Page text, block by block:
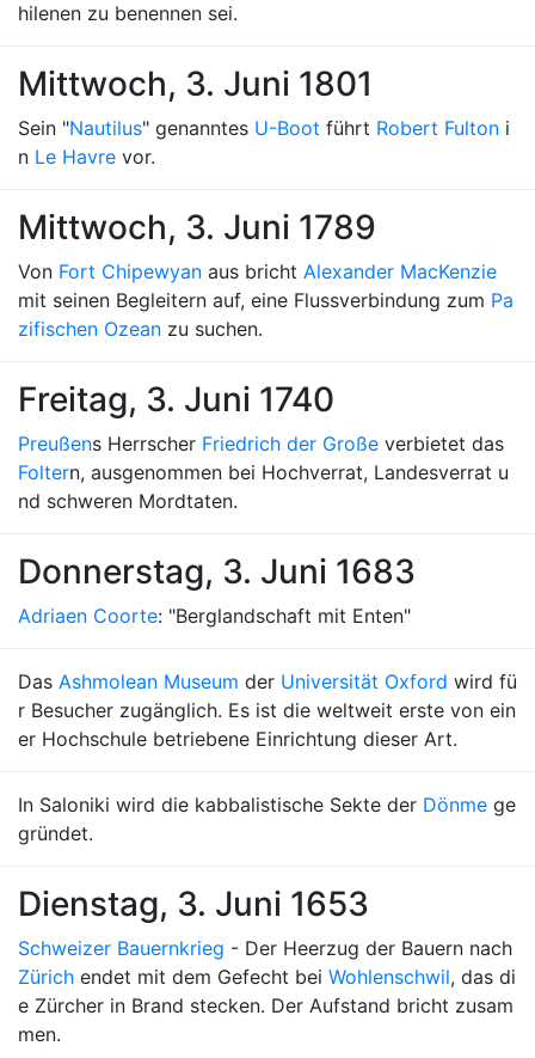
hilenen zu benennen sei.
Mittwoch, 3. Juni 1801
Sein "Nautilus" genanntes U-Boot führt Robert Fulton i
n Le Havre vor.
Mittwoch, 3. Juni 1789
Von Fort Chipewyan aus bricht Alexander MacKenzie
mit seinen Begleitern auf, eine Flussverbindung zum Pa
zifischen Ozean zu suchen.
Freitag, 3. Juni 1740
Preußens Herrscher Friedrich der Große verbietet das
Foltern, ausgenommen bei Hochverrat, Landesverrat u
nd schweren Mordtaten.
Donnerstag, 3. Juni 1683
Adriaen Coorte: "Berglandschaft mit Enten"
Das Ashmolean Museum der Universität Oxford wird fü
r Besucher zugänglich. Es ist die weltweit erste von ein
er Hochschule betriebene Einrichtung dieser Art.
In Saloniki wird die kabbalistische Sekte der Dönme ge
gründet.
Dienstag, 3. Juni 1653
Schweizer Bauernkrieg - Der Heerzug der Bauern nach
Zürich endet mit dem Gefecht bei Wohlenschwil, das di
e Zürcher in Brand stecken. Der Aufstand bricht zusam
men.